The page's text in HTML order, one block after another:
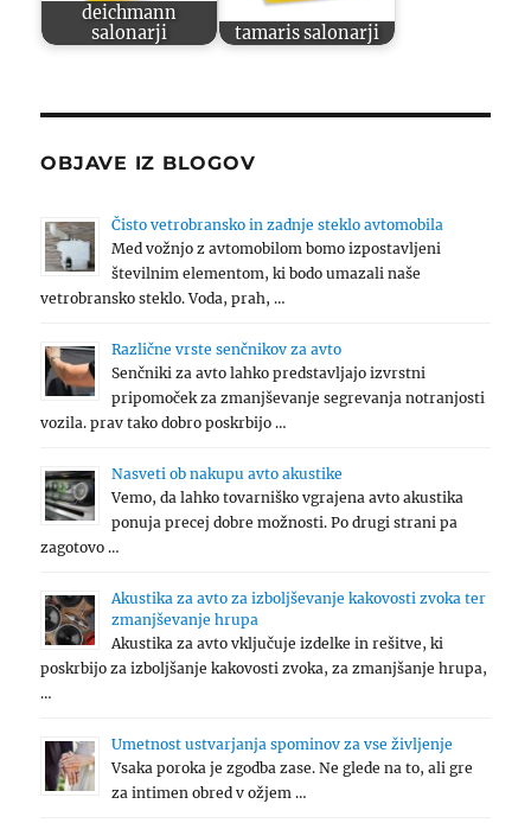
deichmann
salonarji
tamaris salonarji
OBJAVE IZ BLOGOV
Čisto vetrobransko in zadnje steklo avtomobila
Med vožnjo z avtomobilom bomo izpostavljeni
številnim elementom, ki bodo umazali naše
vetrobransko steklo. Voda, prah, …
Različne vrste senčnikov za avto
Senčniki za avto lahko predstavljajo izvrstni
pripomoček za zmanjševanje segrevanja notranjosti
vozila. prav tako dobro poskrbijo …
Nasveti ob nakupu avto akustike
Vemo, da lahko tovarniško vgrajena avto akustika
ponuja precej dobre možnosti. Po drugi strani pa
zagotovo …
Akustika za avto za izboljševanje kakovosti zvoka ter
zmanjševanje hrupa
Akustika za avto vključuje izdelke in rešitve, ki
poskrbijo za izboljšanje kakovosti zvoka, za zmanjšanje hrupa,
…
Umetnost ustvarjanja spominov za vse življenje
Vsaka poroka je zgodba zase. Ne glede na to, ali gre
za intimen obred v ožjem …